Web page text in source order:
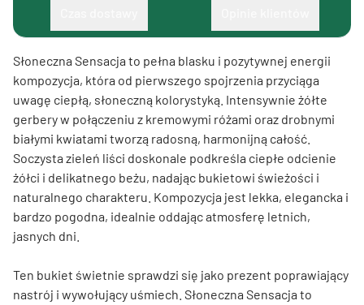
Słoneczna Sensacja to pełna blasku i pozytywnej energii
kompozycja, która od pierwszego spojrzenia przyciąga
uwagę ciepłą, słoneczną kolorystyką. Intensywnie żółte
gerbery w połączeniu z kremowymi różami oraz drobnymi
białymi kwiatami tworzą radosną, harmonijną całość.
Soczysta zieleń liści doskonale podkreśla ciepłe odcienie
żółci i delikatnego beżu, nadając bukietowi świeżości i
naturalnego charakteru. Kompozycja jest lekka, elegancka i
bardzo pogodna, idealnie oddając atmosferę letnich,
jasnych dni.
Ten bukiet świetnie sprawdzi się jako prezent poprawiający
nastrój i wywołujący uśmiech. Słoneczna Sensacja to